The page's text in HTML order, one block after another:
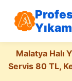
Malatya Halı
Servis 80 TL,